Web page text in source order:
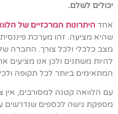
יכולים לשלם.
אחד היתרונות המרכזיים של
שהיא מציעה. זהו מערכת
מצב כלכלי ולכל צורך. החברה
להיות משתנים ולכן אנו מציעים
המתאימים ביותר לכל תקופה
עם הלוואה קטנה למסורבים, אין
מספקת גישה לכספים שנדרשים